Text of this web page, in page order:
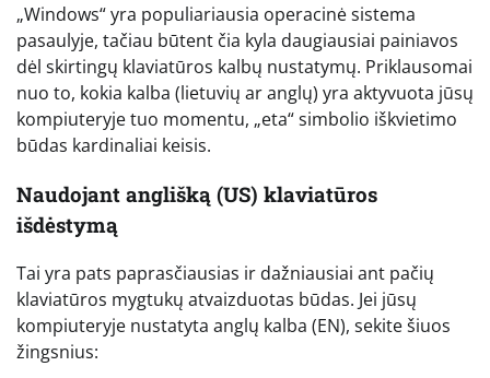
„Windows“ yra populiariausia operacinė sistema
pasaulyje, tačiau būtent čia kyla daugiausiai painiavos
dėl skirtingų klaviatūros kalbų nustatymų. Priklausomai
nuo to, kokia kalba (lietuvių ar anglų) yra aktyvuota jūsų
kompiuteryje tuo momentu, „eta“ simbolio iškvietimo
būdas kardinaliai keisis.
Naudojant anglišką (US) klaviatūros
išdėstymą
Tai yra pats paprasčiausias ir dažniausiai ant pačių
klaviatūros mygtukų atvaizduotas būdas. Jei jūsų
kompiuteryje nustatyta anglų kalba (EN), sekite šiuos
žingsnius: